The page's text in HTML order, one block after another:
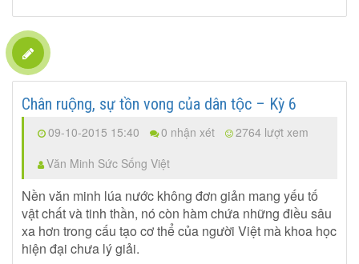
Chân ruộng, sự tồn vong của dân tộc – Kỳ 6
09-10-2015 15:40 0 nhận xét
2764 lượt xem
Văn Minh Sức Sống Việt
Nền văn minh lúa nước không đơn giản mang yếu tố
vật chất và tinh thần, nó còn hàm chứa những điều sâu
xa hơn trong cấu tạo cơ thể của người Việt mà khoa học
hiện đại chưa lý giải.